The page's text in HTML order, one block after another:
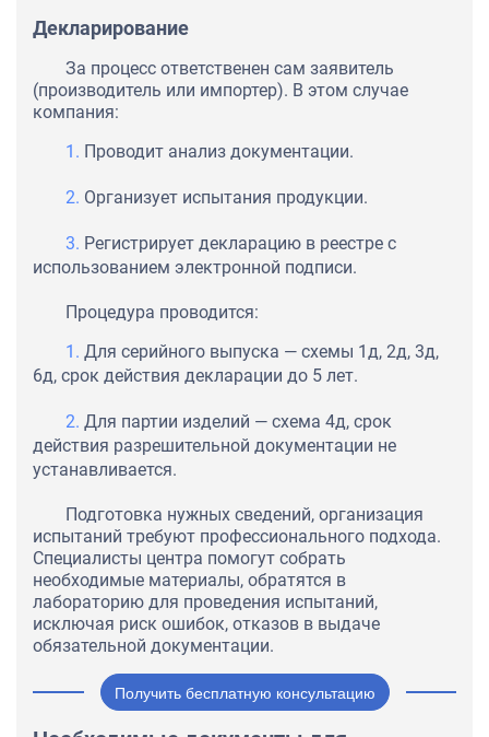
Декларирование
За процесс ответственен сам заявитель
(производитель или импортер). В этом случае
компания:
Проводит анализ документации.
Организует испытания продукции.
Регистрирует декларацию в реестре с
использованием электронной подписи.
Процедура проводится:
Для серийного выпуска — схемы 1д, 2д, 3д,
6д, срок действия декларации до 5 лет.
Для партии изделий — схема 4д, срок
действия разрешительной документации не
устанавливается.
Подготовка нужных сведений, организация
испытаний требуют профессионального подхода.
Специалисты центра помогут собрать
необходимые материалы, обратятся в
лабораторию для проведения испытаний,
исключая риск ошибок, отказов в выдаче
обязательной документации.
Получить бесплатную консультацию